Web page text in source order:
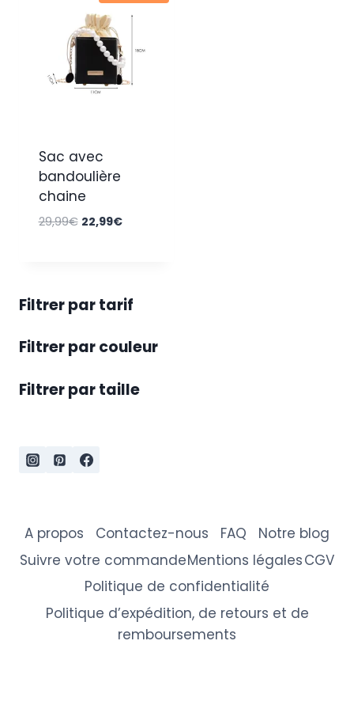
Sac avec
bandoulière
chaine
29,99€ Le
22,99€Le
22,99€.
Filtrer par tarif
Filtrer par couleur
Filtrer par taille
A propos Contactez-nous FAQ
Notre blog
Suivre votre commandeMentions légalesCGV
Politique de confidentialité
Politique d’expédition, de retours et de
remboursements